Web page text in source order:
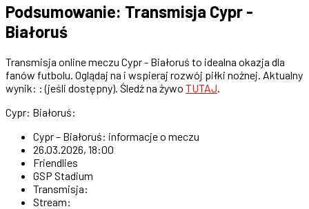
Podsumowanie: Transmisja Cypr -
Białoruś
Transmisja online meczu Cypr - Białoruś to idealna okazja dla
fanów futbolu. Oglądaj na i wspieraj rozwój piłki nożnej. Aktualny
wynik: : (jeśli dostępny). Śledź na żywo TUTAJ
Cypr: Białoruś:
Cypr – Białoruś: informacje o meczu
26.03.2026, 18:00
Friendlies
GSP Stadium
Transmisja:
Stream: